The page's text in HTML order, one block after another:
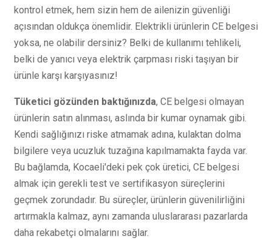
kontrol etmek, hem sizin hem de ailenizin güvenliği
açısından oldukça önemlidir. Elektrikli ürünlerin CE belgesi
yoksa, ne olabilir dersiniz? Belki de kullanımı tehlikeli,
belki de yanıcı veya elektrik çarpması riski taşıyan bir
ürünle karşı karşıyasınız!
Tüketici gözünden baktığınızda, CE belgesi olmayan
ürünlerin satın alınması, aslında bir kumar oynamak gibi.
Kendi sağlığınızı riske atmamak adına, kulaktan dolma
bilgilere veya ucuzluk tuzağına kapılmamakta fayda var.
Bu bağlamda, Kocaeli'deki pek çok üretici, CE belgesi
almak için gerekli test ve sertifikasyon süreçlerini
geçmek zorundadır. Bu süreçler, ürünlerin güvenilirliğini
artırmakla kalmaz, aynı zamanda uluslararası pazarlarda
daha rekabetçi olmalarını sağlar.